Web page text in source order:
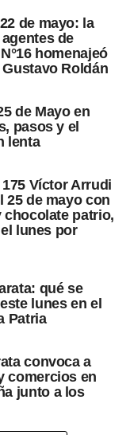
de mayo: la
de
homenajeó
Roldán
de Mayo en
pasos y el
lenta
Víctor Arrudi
25 de mayo con
chocolate patrio,
lunes por
qué se
lunes en el
Patria
convoca a
comercios en
junto a los